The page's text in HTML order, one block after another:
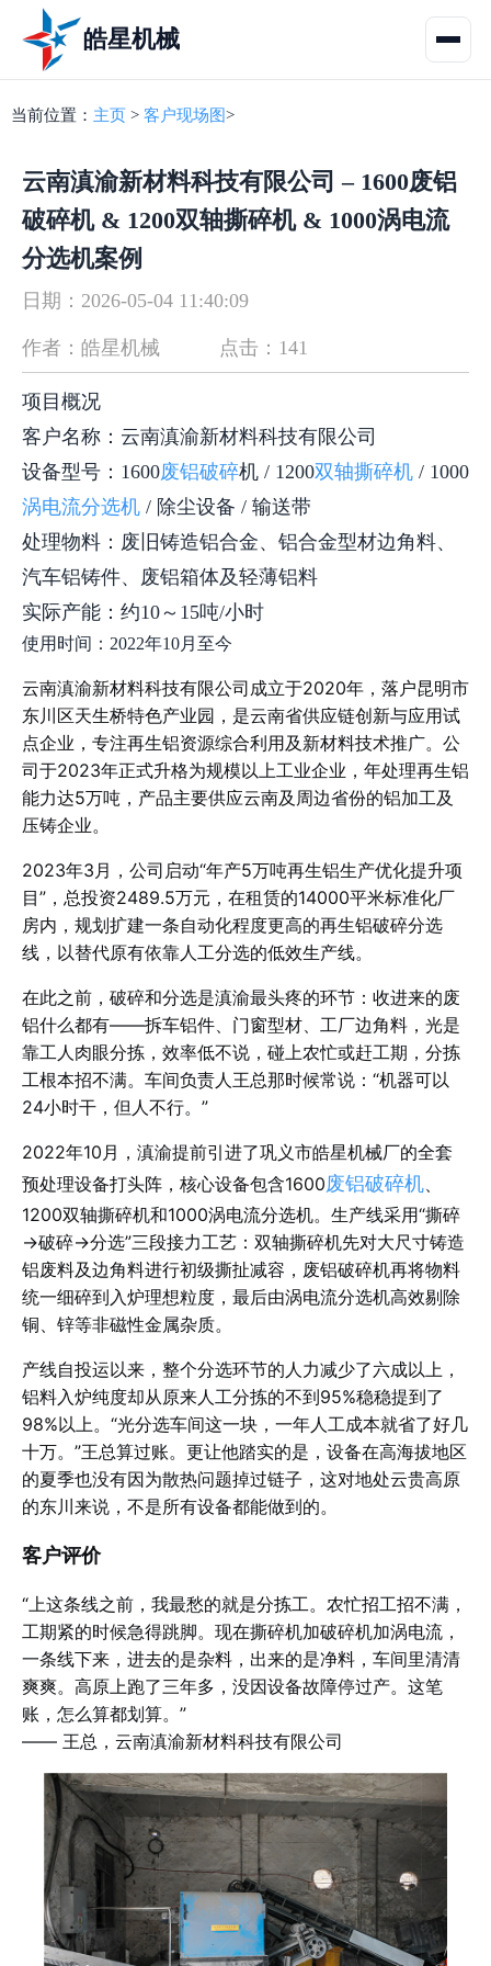
皓星机械
当前位置： 主页 > 客户现场图>
云南滇渝新材料科技有限公司 – 1600废铝
破碎机 & 1200双轴撕碎机 & 1000涡电流
分选机案例
日期：2026-05-04 11:40:09
作者：皓星机械 点击：141
项目概况
客户名称：云南滇渝新材料科技有限公司
设备型号：1600废铝破碎机 / 1200双轴撕碎机 / 1000
涡电流分选机 / 除尘设备 / 输送带
处理物料：废旧铸造铝合金、铝合金型材边角料、
汽车铝铸件、废铝箱体及轻薄铝料
实际产能：约10～15吨/小时
使用时间：2022年10月至今
云南滇渝新材料科技有限公司成立于2020年，落户昆明市
东川区天生桥特色产业园，是云南省供应链创新与应用试
点企业，专注再生铝资源综合利用及新材料技术推广。公
司于2023年正式升格为规模以上工业企业，年处理再生铝
能力达5万吨，产品主要供应云南及周边省份的铝加工及
压铸企业。
2023年3月，公司启动“年产5万吨再生铝生产优化提升项
目”，总投资2489.5万元，在租赁的14000平米标准化厂
房内，规划扩建一条自动化程度更高的再生铝破碎分选
线，以替代原有依靠人工分选的低效生产线。
在此之前，破碎和分选是滇渝最头疼的环节：收进来的废
铝什么都有——拆车铝件、门窗型材、工厂边角料，光是
靠工人肉眼分拣，效率低不说，碰上农忙或赶工期，分拣
工根本招不满。车间负责人王总那时候常说：“机器可以
24小时干，但人不行。”
2022年10月，滇渝提前引进了巩义市皓星机械厂的全套
预处理设备打头阵，核心设备包含1600废铝破碎机、
1200双轴撕碎机和1000涡电流分选机。生产线采用“撕碎
→破碎→分选”三段接力工艺：双轴撕碎机先对大尺寸铸造
铝废料及边角料进行初级撕扯减容，废铝破碎机再将物料
统一细碎到入炉理想粒度，最后由涡电流分选机高效剔除
铜、锌等非磁性金属杂质。
产线自投运以来，整个分选环节的人力减少了六成以上，
铝料入炉纯度却从原来人工分拣的不到95%稳稳提到了
98%以上。“光分选车间这一块，一年人工成本就省了好几
十万。”王总算过账。更让他踏实的是，设备在高海拔地区
的夏季也没有因为散热问题掉过链子，这对地处云贵高原
的东川来说，不是所有设备都能做到的。
客户评价
“上这条线之前，我最愁的就是分拣工。农忙招工招不满，
工期紧的时候急得跳脚。现在撕碎机加破碎机加涡电流，
一条线下来，进去的是杂料，出来的是净料，车间里清清
爽爽。高原上跑了三年多，没因设备故障停过产。这笔
账，怎么算都划算。”
—— 王总，云南滇渝新材料科技有限公司